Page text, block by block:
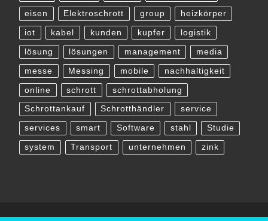
eisen Elektroschrott group heizkörper
iot kabel kunden kupfer logistik
lösung lösungen management media
messe Messing mobile nachhaltigkeit
online schrott schrottabholung
Schrottankauf Schrotthändler service
services smart Software stahl Studie
system Transport unternehmen zink